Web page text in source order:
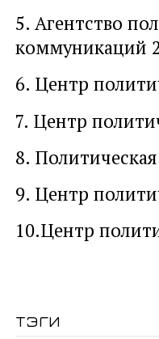
5. Агентство
коммуникаций
6. Центр
7. Центр
8.
9. Центр
10.Центр
тэги